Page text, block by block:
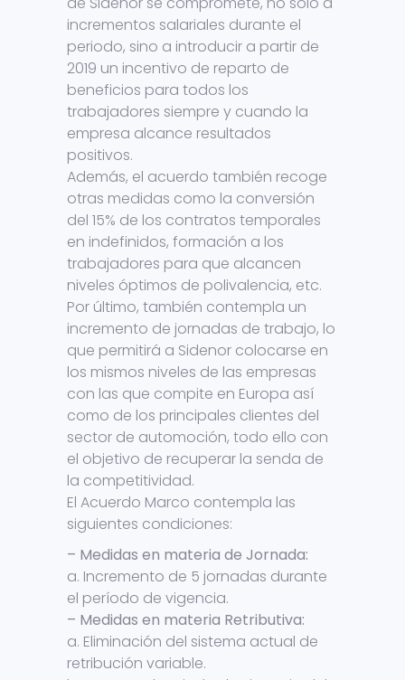
incrementos salariales durante el
periodo, sino a introducir a partir de
2019 un incentivo de reparto de
beneficios para todos los
trabajadores siempre y cuando la
empresa alcance resultados
positivos.
Además, el acuerdo también recoge
otras medidas como la conversión
del 15% de los contratos temporales
en indefinidos, formación a los
trabajadores para que alcancen
niveles óptimos de polivalencia, etc.
Por último, también contempla un
incremento de jornadas de trabajo, lo
que permitirá a Sidenor colocarse en
los mismos niveles de las empresas
con las que compite en Europa así
como de los principales clientes del
sector de automoción, todo ello con
el objetivo de recuperar la senda de
la competitividad.
El Acuerdo Marco contempla las
siguientes condiciones:
– Medidas en materia de Jornada:
a. Incremento de 5 jornadas durante
el período de vigencia.
– Medidas en materia Retributiva:
a. Eliminación del sistema actual de
retribución variable.